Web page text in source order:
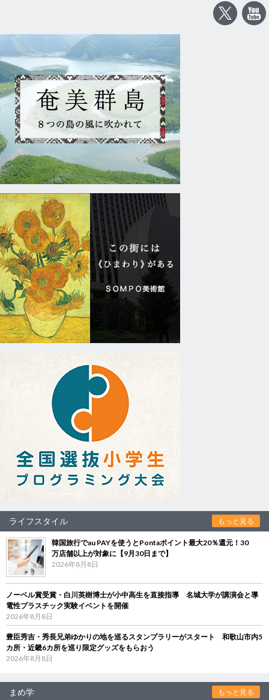
ライフスタイル もっと見る
韓国旅行でau PAYを使うとPontaポイント最大20％還元！30
万店舗以上が対象に【9月30日まで】
2026年8月8日
ノーベル賞受賞・白川英樹博士が小中高生を直接指導 名城大学が講演会と導
電性プラスチック実験イベントを開催
2026年8月8日
豊臣秀吉・秀長兄弟ゆかりの地を巡るスタンプラリーがスタート 和歌山市内5
カ所・近畿6カ所を巡り限定グッズをもらおう
2026年8月8日
まめ学 もっと見る